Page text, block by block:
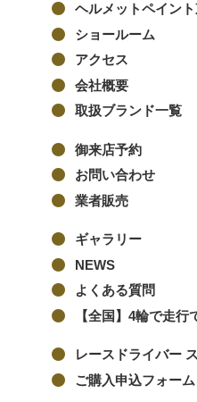
ヘルメットペイン
ショールーム
アクセス
会社概要
取扱ブランド一覧
御来店予約
お問い合わせ
業者販売
ギャラリー
NEWS
よくある質問
【全国】4輪で走
レースドライバー
ご購入申込フォーム